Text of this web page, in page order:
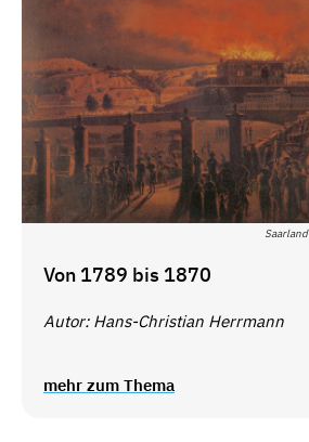
Von 1789 bis 1870
Autor: Hans-Christian Herrmann
mehr zum Thema